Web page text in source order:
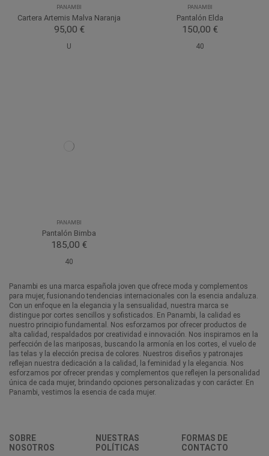
PANAMBI
Cartera Artemis Malva Naranja
95,00 €
U
PANAMBI
Pantalón Elda
150,00 €
40
PANAMBI
Pantalón Bimba
185,00 €
40
Panambi es una marca española joven que ofrece moda y complementos
para mujer, fusionando tendencias internacionales con la esencia andaluza.
Con un enfoque en la elegancia y la sensualidad, nuestra marca se
distingue por cortes sencillos y sofisticados. En Panambi, la calidad es
nuestro principio fundamental. Nos esforzamos por ofrecer productos de
alta calidad, respaldados por creatividad e innovación. Nos inspiramos en la
perfección de las mariposas, buscando la armonía en los cortes, el vuelo de
las telas y la elección precisa de colores. Nuestros diseños y patronajes
reflejan nuestra dedicación a la calidad, la feminidad y la elegancia. Nos
esforzamos por ofrecer prendas y complementos que reflejen la personalidad
única de cada mujer, brindando opciones personalizadas y con carácter. En
Panambi, vestimos la esencia de cada mujer.
SOBRE
NOSOTROS
NUESTRAS
POLÍTICAS
FORMAS DE
CONTACTO